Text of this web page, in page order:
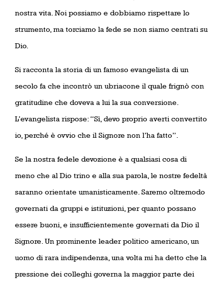
nostra vita. Noi possiamo e dobbiamo rispettare lo
strumento, ma torciamo la fede se non siamo centrati su
Dio.
Si racconta la storia di un famoso evangelista di un
secolo fa che incontrò un ubriacone il quale frignò con
gratitudine che doveva a lui la sua conversione.
L’evangelista rispose: “Sì, devo proprio averti convertito
io, perché è ovvio che il Signore non l’ha fatto”.
Se la nostra fedele devozione è a qualsiasi cosa di
meno che al Dio trino e alla sua parola, le nostre fedeltà
saranno orientate umanisticamente. Saremo oltremodo
governati da gruppi e istituzioni, per quanto possano
essere buoni, e insufficientemente governati da Dio il
Signore. Un prominente leader politico americano, un
uomo di rara indipendenza, una volta mi ha detto che la
pressione dei colleghi governa la maggior parte dei